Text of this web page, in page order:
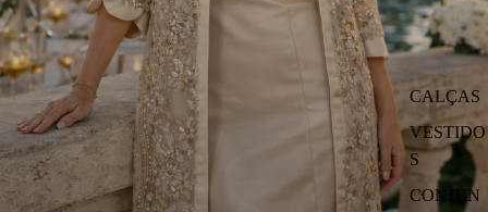
CALÇAS
VESTIDO
S
CONJUN